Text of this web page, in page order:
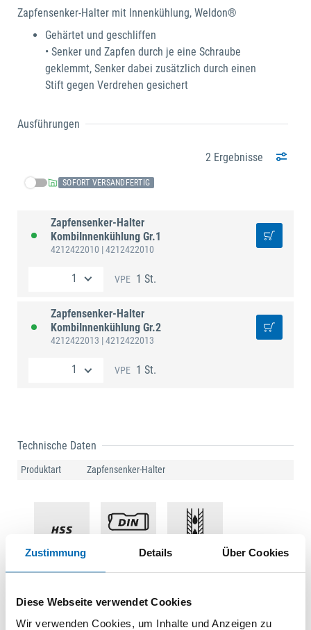
Zustimmung Details Über Cookies
Diese Webseite verwendet Cookies
Wir verwenden Cookies, um Inhalte und Anzeigen zu
Zapfensenker-Halter mit Innenkühlung, Weldon®
Gehärtet und geschliffen
• Senker und Zapfen durch je eine Schraube
geklemmt, Senker dabei zusätzlich durch einen
Stift gegen Verdrehen gesichert
Ausführungen
2 Ergebnisse
SOFORT VERSANDFERTIG
Zapfensenker-Halter
KombiInnenkühlung Gr.1
4212422010 | 4212422010
VPE 1 St.
Zapfensenker-Halter
KombiInnenkühlung Gr.2
4212422013 | 4212422013
VPE 1 St.
Technische Daten
Produktart Zapfensenker-Halter